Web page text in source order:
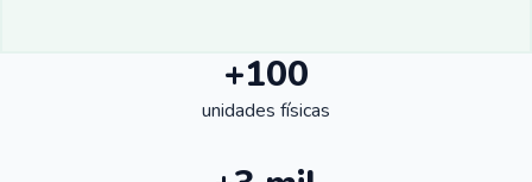
+100
unidades físicas